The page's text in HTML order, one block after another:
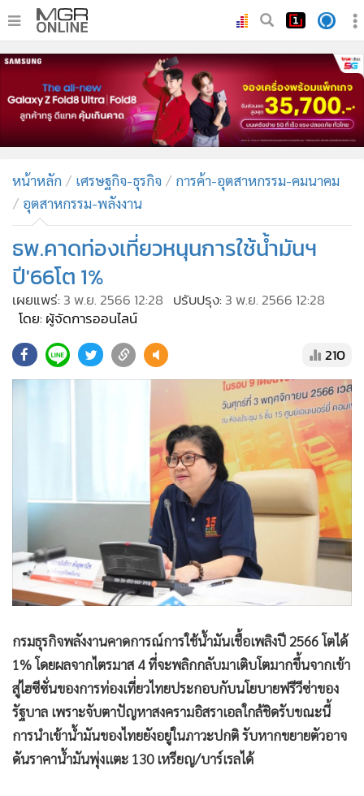
• หน้าหลัก
ทันเหตุการณ์
ภาคใต้
• ภูมิภาค
• บันเทิง
• ผู้จัดการรายวัน
• CbizReview
Cyber BIZ
ผู้จัดกวน
• Good health & Well-being
Green Innovation & SD
ท่องเที่ยว
กีฬา
• ต่างประเทศ
• Special Scoop
• จีน
• ชุมชน-คุณภาพชีวิต
• อาชญากรรม
• Motoring
• เกม
• วิทยาศาสตร์
หน้าหลัก เศรษฐกิจ-ธุรกิจ
การค้า-อุตสาหกรรม-คมนาคม
อุตสาหกรรม-พลังงาน
ธพ.คาดท่องเที่ยวหนุนการใช้น้ำมันฯ
ปี'66โต 1%
เผยแพร่: 3 พ.ย. 2566 12:28 ปรับปรุง: 3 พ.ย. 2566 12:28
โดย: ผู้จัดการออนไลน์
210
กรมธุรกิจพลังงานคาดการณ์การใช้น้ำมันเชื้อเพลิงปี 2566 โตได้
1% โดยผลจากไตรมาส 4 ที่จะพลิกกลับมาเติบโตมากขึ้นจากเข้า
สู่ไฮซีซั่นของการท่องเที่ยวไทยประกอบกับนโยบายฟรีวีซ่าของ
รัฐบาล เพราะจับตาปัญหาสงครามอิสราเอลใกล้ชิดรับขณะนี้
การนำเข้าน้ำมันของไทยยังอยู่ในภาวะปกติ รับหากขยายตัวอาจ
ดันราคาน้ำมันพุ่งแตะ 130 เหรียญ/บาร์เรลได้